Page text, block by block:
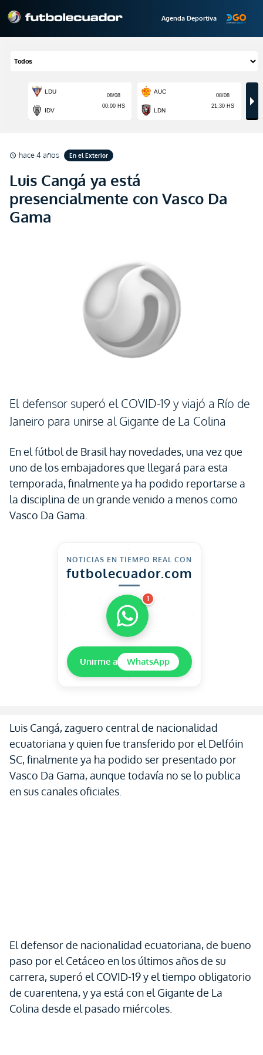
Agenda Deportiva
schedule hace 4 años En el Exterior
Luis Cangá ya está
presencialmente con Vasco Da
Gama
El defensor superó el COVID-19 y viajó a Río de
Janeiro para unirse al Gigante de La Colina
En el fútbol de Brasil hay novedades, una vez que
uno de los embajadores que llegará para esta
temporada, finalmente ya ha podido reportarse a
la disciplina de un grande venido a menos como
Vasco Da Gama.
NOTICIAS EN TIEMPO REAL CON
futbolecuador.com
1
Unirme a WhatsApp
Luis Cangá, zaguero central de nacionalidad
ecuatoriana y quien fue transferido por el Delfóin
SC, finalmente ya ha podido ser presentado por
Vasco Da Gama, aunque todavía no se lo publica
en sus canales oficiales.
El defensor de nacionalidad ecuatoriana, de bueno
paso por el Cetáceo en los últimos años de su
carrera, superó el COVID-19 y el tiempo obligatorio
de cuarentena, y ya está con el Gigante de La
Colina desde el pasado miércoles.